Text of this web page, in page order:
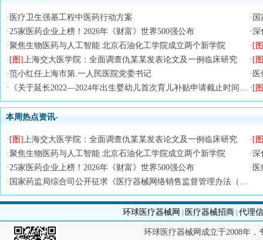
· 医疗卫生强基工程中医药行动方案 · 国
·25家医药企业上榜！2026年《财富》世界500强公布 ·深
·聚焦生物医药与人工智能 北京石油化工学院成立两个新学院 · [
· [图]上海交大医学院：全面调查仇某某发表论文及一例临床研究 · [
·范小红任上海市第.一人民医院党委书记 ·
·
《关于延长2022—2024年出生婴幼儿首次育儿补贴申请截止时间的通知》政策解读 · [
本周热点资讯-
· [图]上海交大医学院：全面调查仇某某发表论文及一例临床研究 · [
·聚焦生物医药与人工智能 北京石油化工学院成立两个新学院 ·深
·25家医药企业上榜！2026年《财富》世界500强公布 ·
· 国家药监局综合司公开征求《医疗器械网络销售监督管理办法（修订草案征求意见稿）》意见
环球医疗器械网 医疗器械招商 代理
环球医疗器械网成立于2008年